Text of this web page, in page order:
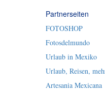
Partnerseiten
FOTOSHOP
Fotosdelmundo
Urlaub in Mexiko
Urlaub, Reisen,
Artesania Mexicana